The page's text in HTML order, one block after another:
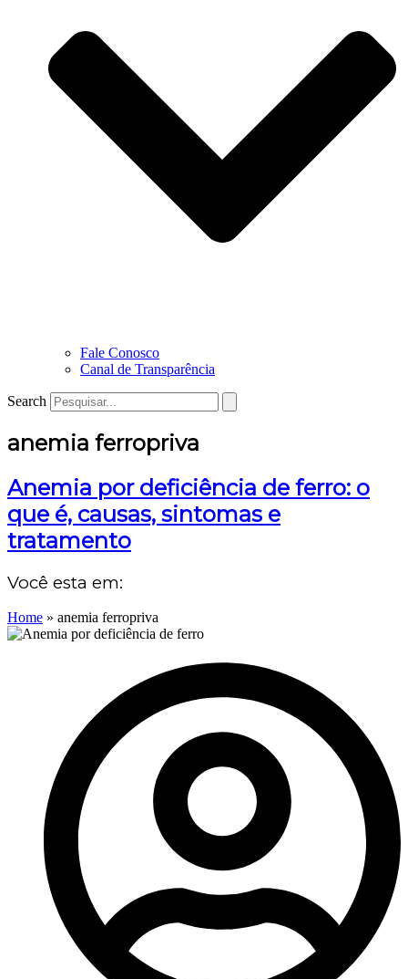
Fale Conosco
Canal de Transparência
Search
anemia ferropriva
Anemia por deficiência de ferro: o
que é, causas, sintomas e
tratamento
Você esta em:
Home » anemia ferropriva